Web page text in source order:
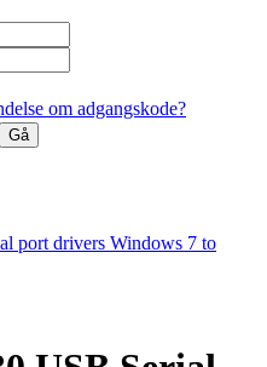
om adgangskode?
port drivers Windows 7 to